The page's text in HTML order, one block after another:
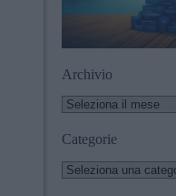
Archivio
Categorie